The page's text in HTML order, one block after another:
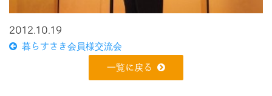
2012.10.19
暮らすさき会員様交流会
一覧に戻る